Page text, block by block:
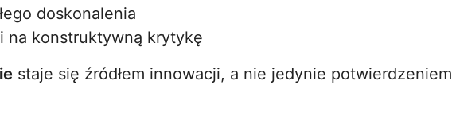
doskonalenia
na konstruktywną krytykę
staje się źródłem innowacji, a nie jedynie potwierdzeniem